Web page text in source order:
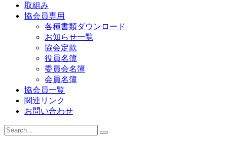
取組み
協会員専用
各種書類ダウンロード
お知らせ一覧
協会定款
役員名簿
委員会名簿
会員名簿
協会員一覧
関連リンク
お問い合わせ